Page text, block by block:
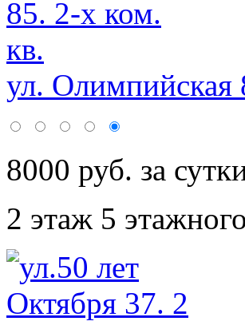
ул. Олимпийская
8000 руб. за
2 этаж 5